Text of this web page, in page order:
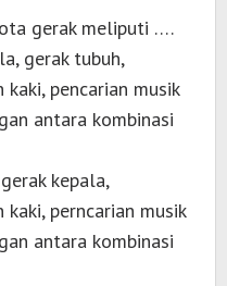
gerak meliputi ….
gerak tubuh,
pencarian musik
antara kombinasi
kepala,
perncarian musik
antara kombinasi